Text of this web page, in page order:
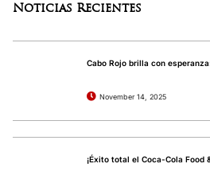
Noticias Recientes
Cabo Rojo brilla con
November 14, 2025
¡Éxito total el Coca-Cola Food